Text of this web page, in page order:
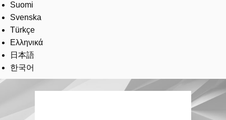
Suomi
Svenska
Türkçe
Ελληνικά
日本語
한국어